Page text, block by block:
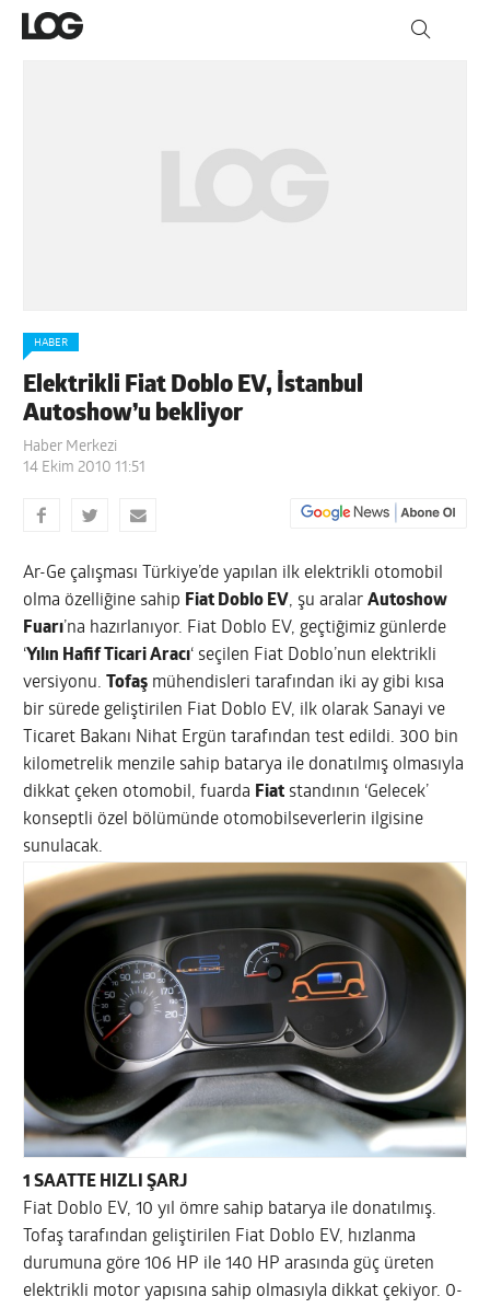
HABER
Elektrikli Fiat Doblo EV, İstanbul
Autoshow’u bekliyor
Haber Merkezi
14 Ekim 2010 11:51
Ar-Ge çalışması Türkiye’de yapılan ilk elektrikli otomobil
olma özelliğine sahip Fiat Doblo EV, şu aralarAutoshow
Fuarı’na hazırlanıyor. Fiat Doblo EV, geçtiğimiz günlerde
‘Yılın Hafif Ticari Aracı‘ seçilen Fiat Doblo’nun elektrikli
versiyonu.
Tofaş mühendisleri tarafından iki ay gibi kısa
bir sürede geliştirilen Fiat Doblo EV, ilk olarak Sanayi ve
Ticaret Bakanı Nihat Ergün tarafından test edildi. 300 bin
kilometrelik menzile sahip batarya ile donatılmış olmasıyla
dikkat çeken otomobil, fuarda Fiat standının ‘Gelecek’
konseptli özel bölümünde otomobilseverlerin ilgisine
sunulacak.
1 SAATTE HIZLI ŞARJ
Fiat Doblo EV, 10 yıl ömre sahip batarya ile donatılmış.
Tofaş tarafından geliştirilen Fiat Doblo EV, hızlanma
durumuna göre 106 HP ile 140 HP arasında güç üreten
elektrikli motor yapısına sahip olmasıyla dikkat çekiyor. 0-